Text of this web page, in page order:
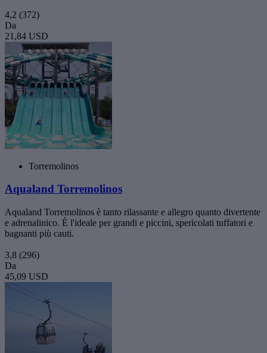
4,2 (372)
Da
21,84 USD
Torremolinos
Aqualand Torremolinos
Aqualand Torremolinos è tanto rilassante e allegro quanto divertente
e adrenalinico. È l'ideale per grandi e piccini, spericolati tuffatori e
bagnanti più cauti.
3,8 (296)
Da
45,09 USD